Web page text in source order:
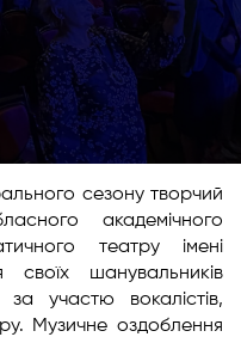
сезону творчий
академічного
театру імені
своїх шанувальників
участю вокалістів,
Музичне оздоблення